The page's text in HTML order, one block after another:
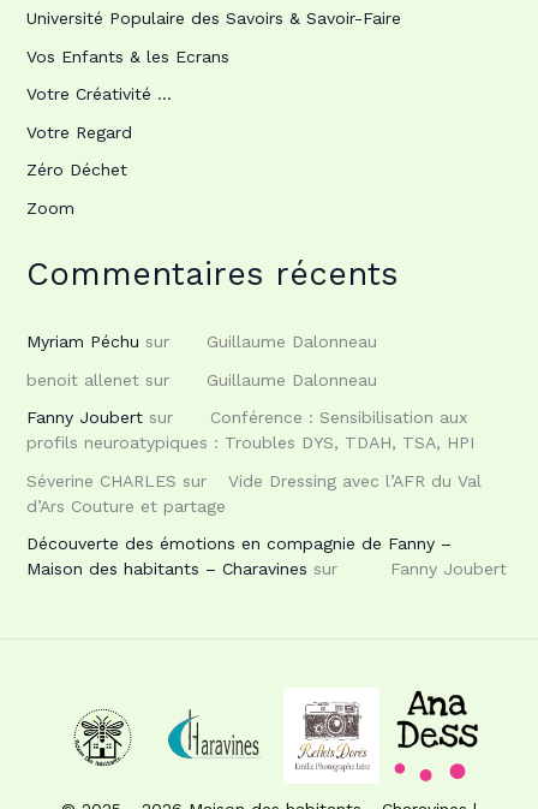
Université Populaire des Savoirs & Savoir-Faire
Vos Enfants & les Ecrans
Votre Créativité …
Votre Regard
Zéro Déchet
Zoom
Commentaires récents
Myriam Péchu sur
Guillaume Dalonneau
benoit allenetsur
Guillaume Dalonneau
Fanny Joubertsur
Conférence : Sensibilisation aux
profils neuroatypiques : Troubles DYS, TDAH, TSA, HPI
Séverine CHARLES sur
Vide Dressing avec l’AFR du Val
d’Ars Couture et partage
Découverte des émotions en compagnie de Fanny –
Maison des habitants – Charavines sur Fanny Joubert